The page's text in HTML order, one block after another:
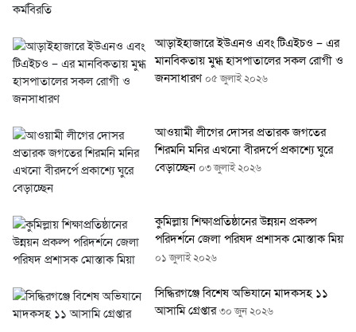
আড়াইহাজারে ইউএনও এবং টিএইচও – এর
মানবিকতায় মুগ্ধ হাসপাতালের সকল রোগী ও
জনসাধারণ০৫ জুলাই ২০২৬
আওয়ামী লীগের দোসর প্রতারক জগতের
শিরমনি মনির এখনো বীরদর্পে প্রকাশ্যে ঘুরে
বেড়াচ্ছেন০৩ জুলাই ২০২৬
কুমিল্লায় শিক্ষাপ্রতিষ্ঠানের উন্নয়ন প্রকল্প
পরিদর্শনে জেলা পরিষদ প্রশাসক মোস্তাক মিয়া
০১ জুলাই ২০২৬
সিদ্ধিরগঞ্জে বিশেষ অভিযানে মাদকসহ ১১
আসামি গ্রেপ্তার৩০ জুন ২০২৬